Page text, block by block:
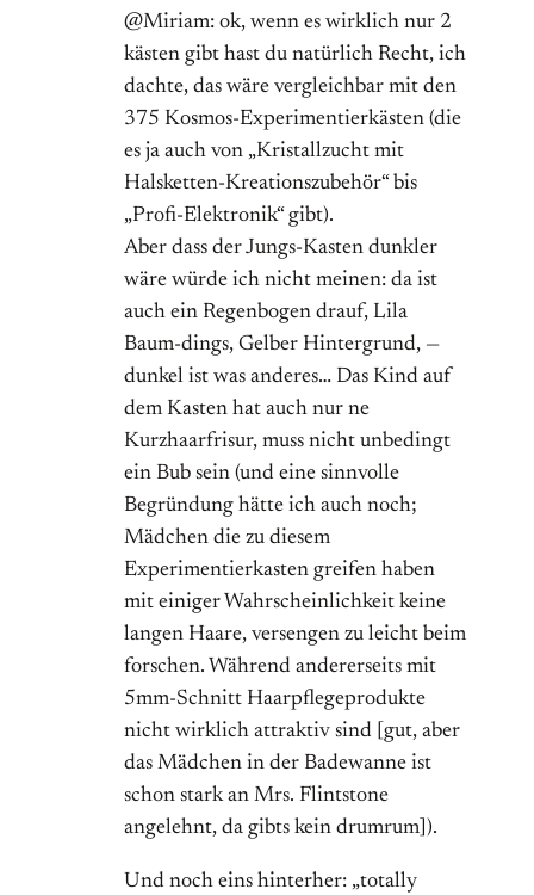
@Miriam: ok, wenn es wirklich nur 2
kästen gibt hast du natürlich Recht, ich
dachte, das wäre vergleichbar mit den
375 Kosmos-Experimentierkästen (die
es ja auch von „Kristallzucht mit
Halsketten-Kreationszubehör“ bis
„Profi-Elektronik“ gibt).
Aber dass der Jungs-Kasten dunkler
wäre würde ich nicht meinen: da ist
auch ein Regenbogen drauf, Lila
Baum-dings, Gelber Hintergrund, —
dunkel ist was anderes… Das Kind auf
dem Kasten hat auch nur ne
Kurzhaarfrisur, muss nicht unbedingt
ein Bub sein (und eine sinnvolle
Begründung hätte ich auch noch;
Mädchen die zu diesem
Experimentierkasten greifen haben
mit einiger Wahrscheinlichkeit keine
langen Haare, versengen zu leicht beim
forschen. Während andererseits mit
5mm-Schnitt Haarpflegeprodukte
nicht wirklich attraktiv sind [gut, aber
das Mädchen in der Badewanne ist
schon stark an Mrs. Flintstone
angelehnt, da gibts kein drumrum]).
Und noch eins hinterher: „totally